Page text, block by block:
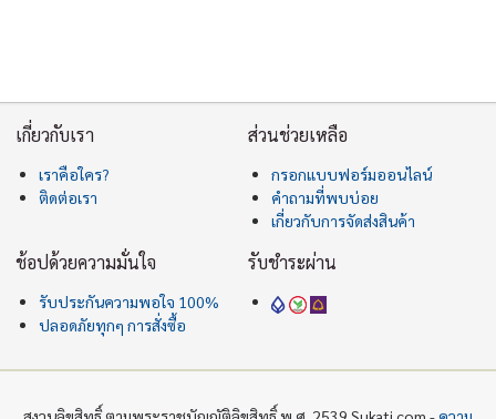
เกี่ยวกับเรา
เราคือใคร?
ติดต่อเรา
ส่วนช่วยเหลือ
กรอกแบบฟอร์มออนไลน์
คำถามที่พบบ่อย
เกี่ยวกับการจัดส่งสินค้า
ช้อปด้วยความมั่นใจ
รับประกันความพอใจ 100%
ปลอดภัยทุกๆ การสั่งซื้อ
รับชำระผ่าน